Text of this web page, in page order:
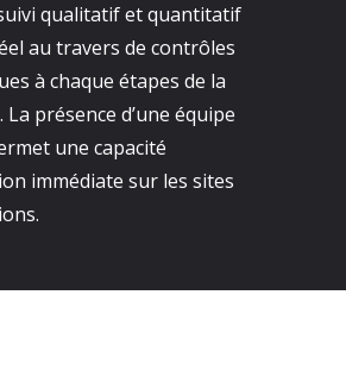
qualitatif et quantitatif
au travers de contrôles
à chaque étapes de la
présence d’une équipe
une capacité
immédiate sur les sites